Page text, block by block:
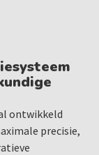
tot
de
dubbele
ontwikkeld
precisie,